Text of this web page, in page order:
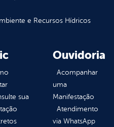
e Recursos Hídricos
sua
Ouvidoria
Acompanhar
uma
Manifestação
Atendimento
via WhatsApp